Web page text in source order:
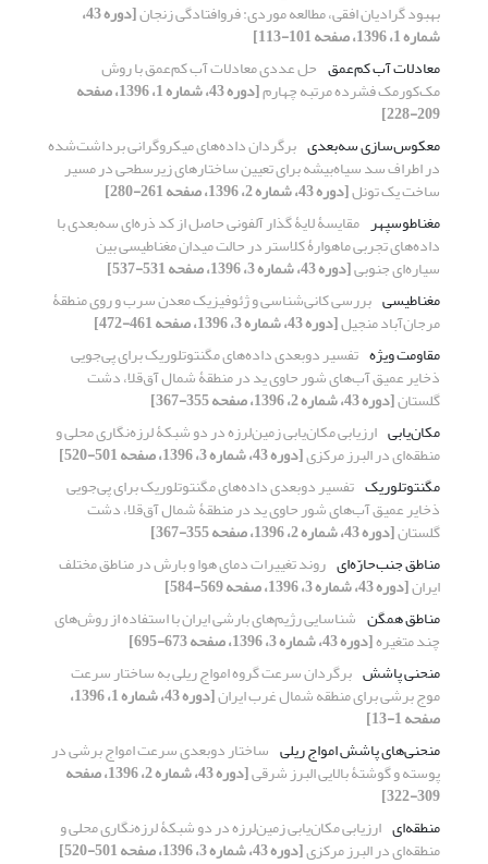
بهبود گرادیان افقی، مطالعه موردی: فروافتادگی زنجان [دوره 43،
شماره 1، 1396، صفحه 101-113]
معادلات آب کم‌عمق حل عددی معادلات آب کم‌عمق با روش
مک‌کورمک فشرده مرتبه چهارم [دوره 43، شماره 1، 1396، صفحه
209-228]
معکوس‌سازی سه‌بعدی برگردان داده‌های میکروگرانی برداشت‌شده
در اطراف سد سیاه‌بیشه برای تعیین ساختارهای زیرسطحی در مسیر
ساخت یک تونل[دوره 43، شماره 2، 1396، صفحه 261-280]
مغناطوسپهر مقایسۀ لایۀ گذار آلفونی حاصل از کد ذره‌ای سه‌بعدی با
داده‌های تجربی ماهوارۀ کلاستر در حالت میدان مغناطیسی بین
سیاره‌ای جنوبی[دوره 43، شماره 3، 1396، صفحه 531-537]
مغناطیسی بررسی کانی‌شناسی و ژئوفیزیک معدن سرب و روی منطقۀ
مرجان‌آباد منجیل[دوره 43، شماره 3، 1396، صفحه 461-472]
مقاومت ویژه تفسیر دوبعدی داده‌های مگنتوتلوریک برای پی‌جویی
ذخایر عمیق آب‌های شور حاوی ید در منطقۀ شمال آق‌قلا، دشت
گلستان[دوره 43، شماره 2، 1396، صفحه 355-367]
مکان‌یابی ارزیابی مکان‌یابی زمین‌لرزه در دو شبکۀ لرزه‌نگاری محلی و
منطقه‌ای در البرز مرکزی[دوره 43، شماره 3، 1396، صفحه 501-520]
مگنتوتلوریک تفسیر دوبعدی داده‌های مگنتوتلوریک برای پی‌جویی
ذخایر عمیق آب‌های شور حاوی ید در منطقۀ شمال آق‌قلا، دشت
گلستان[دوره 43، شماره 2، 1396، صفحه 355-367]
مناطق جنب‌حارّه‌ای روند تغییرات دمای هوا و بارش در مناطق مختلف
ایران[دوره 43، شماره 3، 1396، صفحه 569-584]
مناطق همگن شناسایی رژیم‌های بارشی ایران با استفاده از روش‌های
چند متغیره[دوره 43، شماره 3، 1396، صفحه 673-695]
منحنی پاشش برگردان سرعت گروه امواج ریلی به ساختار سرعت
موج برشی برای منطقه شمال غرب ایران [دوره 43، شماره 1، 1396،
صفحه 1-13]
منحنی‌های پاشش امواج ریلی ساختار دوبعدی سرعت امواج برشی در
پوسته و گوشتۀ بالایی البرز شرقی [دوره 43، شماره 2، 1396، صفحه
309-322]
منطقه‌ای ارزیابی مکان‌یابی زمین‌لرزه در دو شبکۀ لرزه‌نگاری محلی و
منطقه‌ای در البرز مرکزی[دوره 43، شماره 3، 1396، صفحه 501-520]